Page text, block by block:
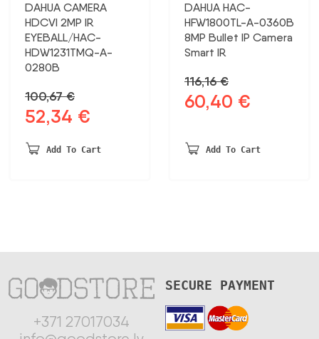
DAHUA CAMERA
HDCVI 2MP IR
EYEBALL/HAC-
HDW1231TMQ-A-
0280B
100,67€
Original
was:
52,34 €
is:
Add To Cart
DAHUA HAC-
HFW1800TL-A-0360B
8MP Bullet IP Camera
Smart IR
116,16€
Original
116,16 €.
60,40 €
60,40 €.
Add To Cart
+371 27017034
SECURE PAYMENT